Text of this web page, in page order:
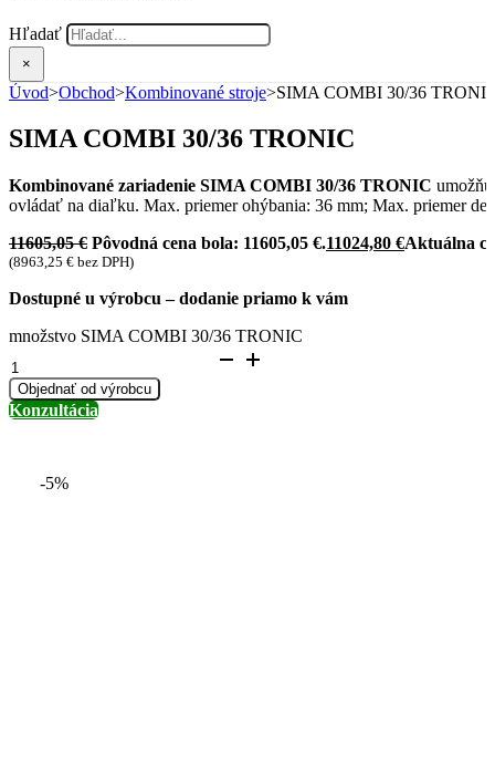
Hľadať
×
Úvod>Obchod>Kombinované stroje>SIMA COMBI 30/36
SIMA COMBI 30/36 TRONIC
Kombinované zariadenie SIMA COMBI 30/36 TRONIC
ovládať na diaľku. Max. priemer ohýbania: 36 mm; Max. priemer
11605,05€ Pôvodná cena bola: 11605,05 €.11024,80 €Aktuálna
(8963,25 € bez DPH)
Dostupné u výrobcu – dodanie priamo k vám
množstvo SIMA COMBI 30/36 TRONIC
Objednať od výrobcu
Konzultácia
-5%